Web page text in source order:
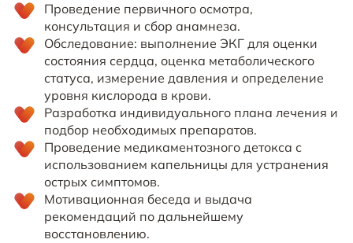
Проведение первичного осмотра,
консультация и сбор анамнеза.
Обследование: выполнение ЭКГ для оценки
состояния сердца, оценка метаболического
статуса, измерение давления и определение
уровня кислорода в крови.
Разработка индивидуального плана лечения и
подбор необходимых препаратов.
Проведение медикаментозного детокса с
использованием капельницы для устранения
острых симптомов.
Мотивационная беседа и выдача
рекомендаций по дальнейшему
восстановлению.